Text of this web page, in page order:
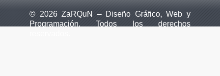
© 2026 ZaRQuN – Diseño Gráfico, Web y
Programación. Todos los derechos